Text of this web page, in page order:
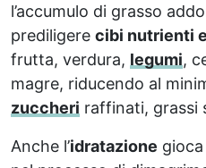
l’accumulo di grasso
prediligere cibi nutrienti
frutta, verdura, legumi,
magre, riducendo al
zuccheri raffinati, grassi
Anche l’idratazione